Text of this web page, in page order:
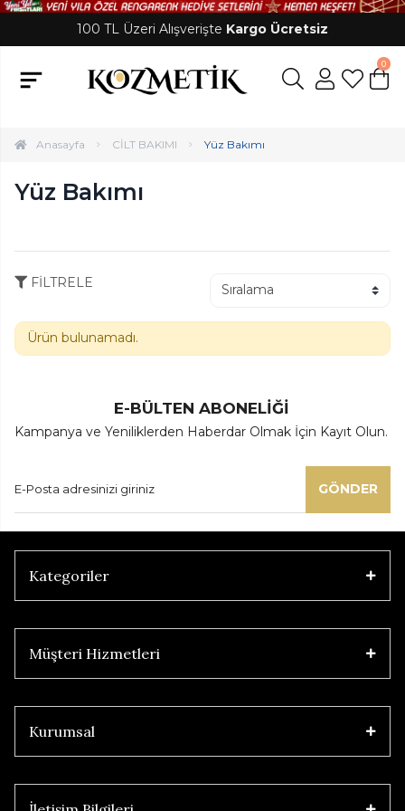
100 TL Üzeri Alışverişte Kargo Ücretsiz
0
Anasayfa CİLT BAKIMI Yüz Bakımı
Yüz Bakımı
FİLTRELE
Ürün bulunamadı.
E-BÜLTEN ABONELİĞİ
Kampanya ve Yeniliklerden Haberdar Olmak İçin Kayıt Olun.
GÖNDER
Kategoriler
Müşteri Hizmetleri
Kurumsal